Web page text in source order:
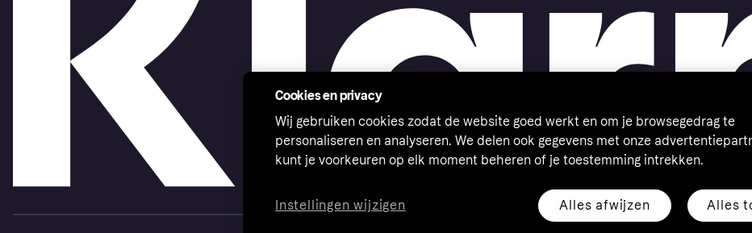
Cookies en privacy
Wij gebruiken cookies zodat de website goed werkt en om je browsegedrag te
personaliseren en analyseren. We delen ook gegevens met onze
kunt je voorkeuren op elk moment beheren of je toestemming intrekken.
Alles afwijzen Alles
Instellingen wijzigen